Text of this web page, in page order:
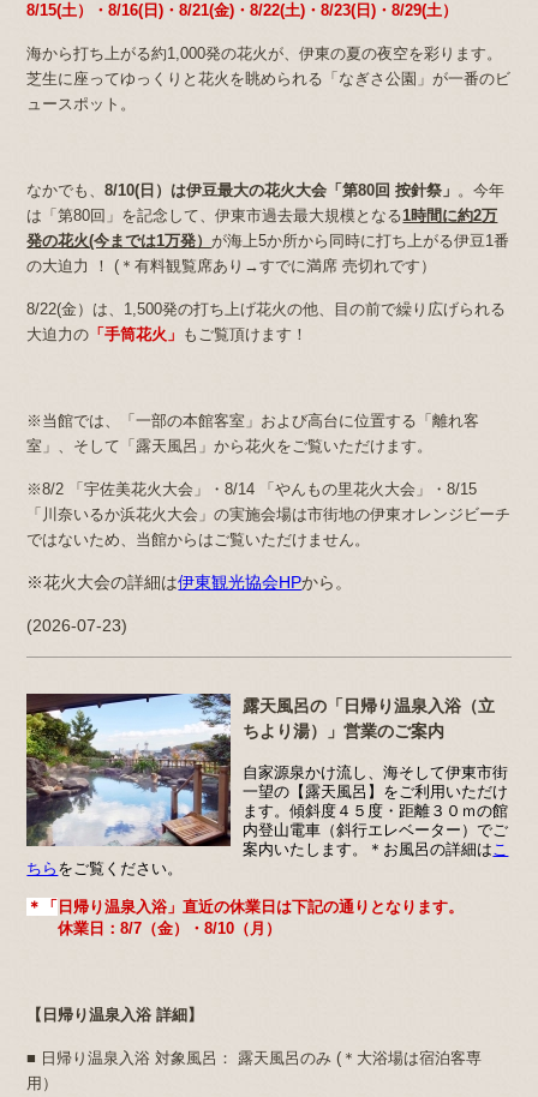
8/15(土）・8/16(日)・8/21(金)・8/22(土)・8/23(日)・8/29(土）
海から打ち上がる約1,000発の花火が、伊東の夏の夜空を彩ります。
芝生に座ってゆっくりと花火を眺められる「なぎさ公園」が一番のビ
ュースポット。
なかでも、8/10(日）は伊豆最大の花火大会 「第80回 按針祭」 。今年
は「第80回」を記念して、伊東市過去最大規模となる1時間に約2万
発の花火(今までは1万発）が海上5か所から同時に打ち上がる伊豆1番
の大迫力 ！ (＊有料観覧席あり→すでに満席 売切れです）
8/22(金）は、1,500発の打ち上げ花火の他、目の前で繰り広げられる
大迫力の 「手筒花火」 もご覧頂けます！
※当館では、「一部の本館客室」および高台に位置する「離れ客
室」、そして「露天風呂」から花火をご覧いただけます。
※8/2 「宇佐美花火大会」・8/14 「やんもの里花火大会」・8/15
「川奈いるか浜花火大会」の実施会場は市街地の伊東オレンジビーチ
ではないため、当館からはご覧いただけません。
※花火大会の詳細は伊東観光協会HPから。
(2026-07-23)
露天風呂の「日帰り温泉入浴（立
ちより湯）」営業のご案内
自家源泉かけ流し、海そして伊東市街
一望の【露天風呂】をご利用いただけ
ます。傾斜度４５度・距離３０ｍの館
内登山電車（斜行エレベーター）でご
案内いたします。＊お風呂の詳細はこ
ちら をご覧ください。
＊ 「 日帰り温泉入浴」直近の休業日は下記の通りとなります。
休業日：8/7（金）・8/10（月）
【日帰り温泉入浴 詳細】
■ 日帰り温泉入浴 対象風呂： 露天風呂のみ (＊大浴場は宿泊客専
用）